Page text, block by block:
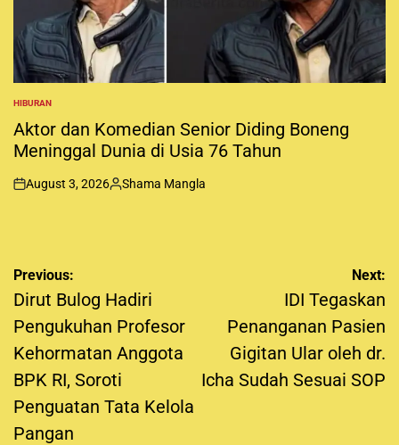
b
y
P
O
S
T
I
HIBURAN
Aktor dan Komedian Senior Diding Boneng
Meninggal Dunia di Usia 76 Tahun
o
August 3, 2026
P
b
y
Shama Mangla
P
o
s
t
n
a
v
Previous:
Dirut Bulog Hadiri
Pengukuhan Profesor
Kehormatan Anggota
BPK RI, Soroti
Penguatan Tata Kelola
Pangan
Next:
IDI Tegaskan
Penanganan Pasien
Gigitan Ular oleh dr.
Icha Sudah Sesuai SOP